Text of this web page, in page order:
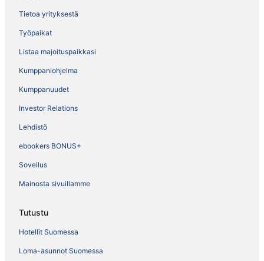
Tietoa yrityksestä
Työpaikat
Listaa majoituspaikkasi
Kumppaniohjelma
Kumppanuudet
Investor Relations
Lehdistö
ebookers BONUS+
Sovellus
Mainosta sivuillamme
Tutustu
Hotellit Suomessa
Loma-asunnot Suomessa